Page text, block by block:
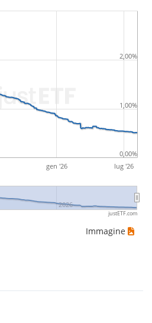
gen '26 lug '26
2026
0,00%
1,00%
2,00%
justETF.com
Immagine